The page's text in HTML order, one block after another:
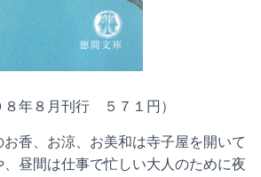
年８月刊行 ５７１円）
香、お涼、お美和は寺子屋を開いて
昼間は仕事で忙しい大人のために夜